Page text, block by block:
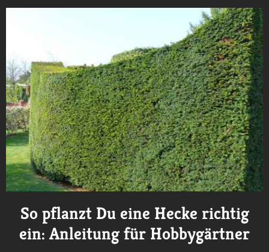
So pflanzt Du eine Hecke richtig
ein: Anleitung für Hobbygärtner